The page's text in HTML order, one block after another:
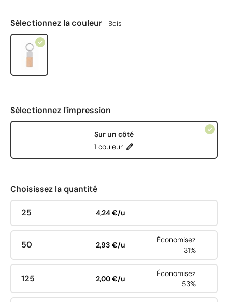
Sélectionnez la couleur Bois
Sélectionnez l'impression
Sur un côté
1 couleur
Choisissez la quantité
25 4,24 €/u
50 2,93 €/u
Économisez
31%
125 2,00 €/u
Économisez
53%